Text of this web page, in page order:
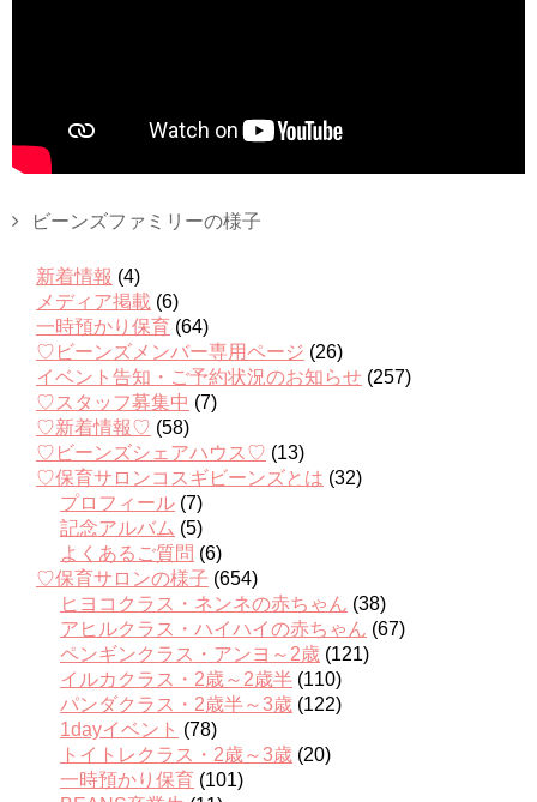
ビーンズファミリーの様子
新着情報 (4)
メディア掲載 (6)
一時預かり保育 (64)
♡ビーンズメンバー専用ページ (26)
イベント告知・ご予約状況のお知らせ (257)
♡スタッフ募集中 (7)
♡新着情報♡ (58)
♡ビーンズシェアハウス♡ (13)
♡保育サロンコスギビーンズとは (32)
プロフィール (7)
記念アルバム (5)
よくあるご質問 (6)
♡保育サロンの様子 (654)
ヒヨコクラス・ネンネの赤ちゃん (38)
アヒルクラス・ハイハイの赤ちゃん (67)
ペンギンクラス・アンヨ～2歳 (121)
イルカクラス・2歳～2歳半 (110)
パンダクラス・2歳半～3歳 (122)
1dayイベント (78)
トイトレクラス・2歳～3歳 (20)
一時預かり保育 (101)